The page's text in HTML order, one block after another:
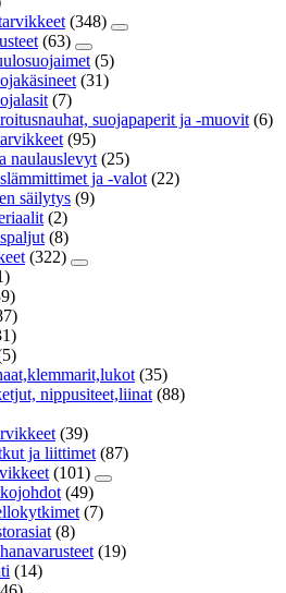
(348)
(63)
(5)
(31)
(7)
suojapaperit ja -muovit (6)
(95)
naulauslevyt (25)
ja -valot (22)
säilytys (9)
(2)
(8)
(322)
(35)
nippusiteet,liinat (88)
(39)
ja liittimet (87)
(101)
(49)
(7)
(8)
(19)
(14)